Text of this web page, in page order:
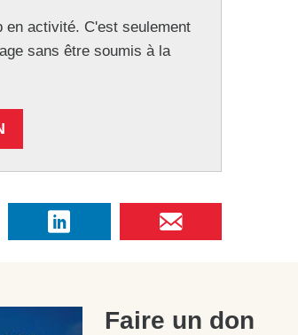
en activité. C'est seulement
sans être soumis à la
Faire un don